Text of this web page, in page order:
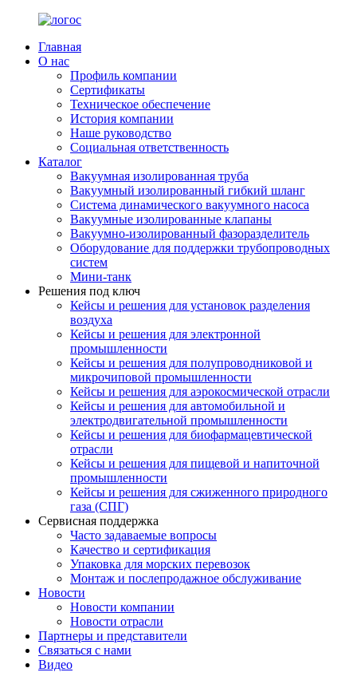
Главная
О нас
Профиль компании
Сертификаты
Техническое обеспечение
История компании
Наше руководство
Социальная ответственность
Каталог
Вакуумная изолированная труба
Вакуумный изолированный гибкий шланг
Система динамического вакуумного насоса
Вакуумные изолированные клапаны
Вакуумно-изолированный фазоразделитель
Оборудование для поддержки трубопроводных
систем
Мини-танк
Решения под ключ
Кейсы и решения для установок разделения
воздуха
Кейсы и решения для электронной
промышленности
Кейсы и решения для полупроводниковой и
микрочиповой промышленности
Кейсы и решения для аэрокосмической отрасли
Кейсы и решения для автомобильной и
электродвигательной промышленности
Кейсы и решения для биофармацевтической
отрасли
Кейсы и решения для пищевой и напиточной
промышленности
Кейсы и решения для сжиженного природного
газа (СПГ)
Сервисная поддержка
Часто задаваемые вопросы
Качество и сертификация
Упаковка для морских перевозок
Монтаж и послепродажное обслуживание
Новости
Новости компании
Новости отрасли
Партнеры и представители
Связаться с нами
Видео